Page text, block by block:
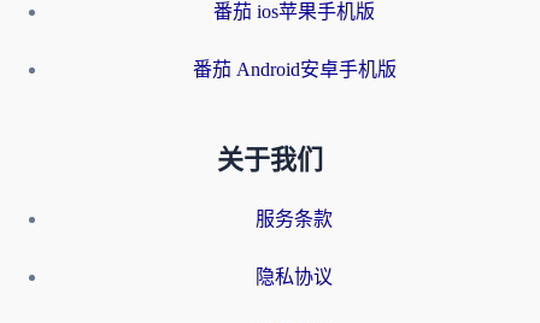
番茄 ios苹果手机版
番茄 Android安卓手机版
关于我们
服务条款
隐私协议